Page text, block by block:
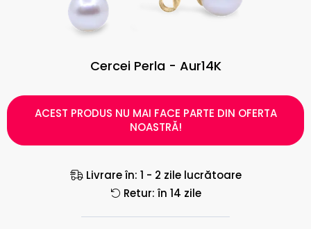
Cercei Perla - Aur14K
ACEST PRODUS NU MAI FACE PARTE DIN OFERTA
NOASTRĂ!
Livrare în: 1 - 2 zile lucrătoare
Retur: în 14 zile